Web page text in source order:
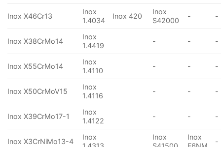
Inox X46Cr13
Inox
1.4034
Inox 420
Inox
S42000
- -
Inox X38CrMo14
Inox
1.4419
- - -
Inox X55CrMo14
Inox
1.4110
- - -
Inox X50CrMoV15
Inox
1.4116
- - -
Inox X39CrMo17-1
Inox
1.4122
- - -
Inox X3CrNiMo13-4
Inox
Inox
Inox
-